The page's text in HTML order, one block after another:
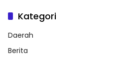
Kategori
Daerah
Berita